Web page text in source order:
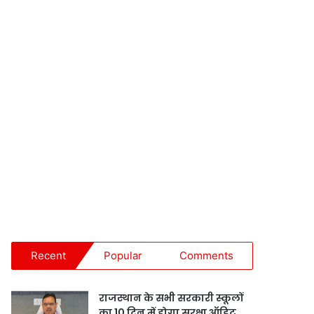
Recent Popular Comments
राजस्थान के सभी सरकारी स्कूलों